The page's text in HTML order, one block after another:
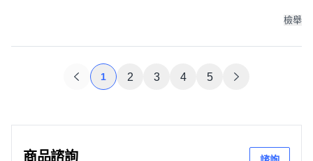
檢舉
1 2 3 4 5
商品諮詢